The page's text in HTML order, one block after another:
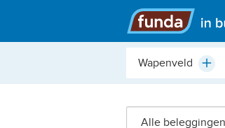
Hoofdmenu
Plaats,
buurt,
etc.